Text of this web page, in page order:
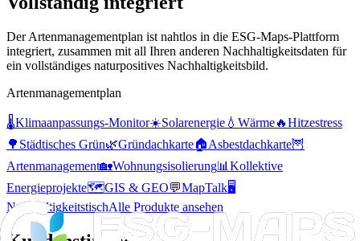
Der Artenmanagementplan ist nahtlos in die ESG-Maps-Plattform
integriert, zusammen mit all Ihren anderen Nachhaltigkeitsdaten für
ein vollständiges naturpositives Nachhaltigkeitsbild.
Artenmanagementplan
🌡️Klimaanpassungs-Monitor☀️Solarenergie 💧 Wärme🔥Hitzestress
🌳 Städtisches Grün🌿Gründachkarte🏠Asbestdachkarte🦉
Artenmanagement🏡Wohnungsisolierung📊 Kollektive
Energieprojekte🗺️GIS & GEO💬MapTalk🖥️
NachhaltigkeitstischAlle Produkte ansehen